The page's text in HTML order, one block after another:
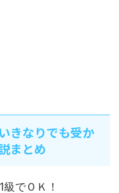
きなりでも受か
まとめ
でＯＫ！